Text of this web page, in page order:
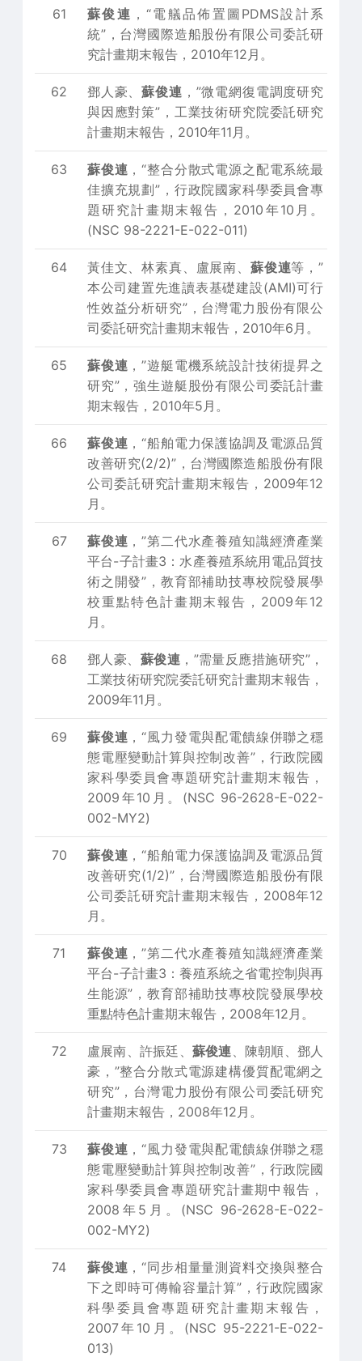
61 蘇俊連 ，“電艤品佈置圖PDMS設計系
統”，台灣國際造船股份有限公司委託研
究計畫期末報告，2010年12月。
62 鄧人豪、蘇俊連 ，”微電網復電調度研究
與因應對策”，工業技術研究院委託研究
計畫期末報告，2010年11月。
63 蘇俊連 ，“整合分散式電源之配電系統最
佳擴充規劃”，行政院國家科學委員會專
題研究計畫期末報告，2010年10月。
(NSC 98-2221-E-022-011)
64 黃佳文、林素真、盧展南、 蘇俊連等，”
本公司建置先進讀表基礎建設(AMI)可行
性效益分析研究”，台灣電力股份有限公
司委託研究計畫期末報告，2010年6月。
65 蘇俊連 ，”遊艇電機系統設計技術提昇之
研究”，強生遊艇股份有限公司委託計畫
期末報告，2010年5月。
66 蘇俊連 ，“船舶電力保護協調及電源品質
改善研究(2/2)”，台灣國際造船股份有限
公司委託研究計畫期末報告，2009年12
月。
67 蘇俊連 ，”第二代水產養殖知識經濟產業
平台-子計畫3：水產養殖系統用電品質技
術之開發”，教育部補助技專校院發展學
校重點特色計畫期末報告，2009年12
月。
68 鄧人豪、 蘇俊連 ，”需量反應措施研究”，
工業技術研究院委託研究計畫期末報告，
2009年11月。
69 蘇俊連 ，“風力發電與配電饋線併聯之穩
態電壓變動計算與控制改善”，行政院國
家科學委員會專題研究計畫期末報告，
2009年10月。(NSC 96-2628-E-022-
002-MY2)
70 蘇俊連 ，“船舶電力保護協調及電源品質
改善研究(1/2)”，台灣國際造船股份有限
公司委託研究計畫期末報告，2008年12
月。
71 蘇俊連 ，”第二代水產養殖知識經濟產業
平台-子計畫3：養殖系統之省電控制與再
生能源”，教育部補助技專校院發展學校
重點特色計畫期末報告，2008年12月。
72 盧展南、許振廷、 蘇俊連、陳朝順、鄧人
豪，”整合分散式電源建構優質配電網之
研究”，台灣電力股份有限公司委託研究
計畫期末報告，2008年12月。
73 蘇俊連 ，“風力發電與配電饋線併聯之穩
態電壓變動計算與控制改善”，行政院國
家科學委員會專題研究計畫期中報告，
2008年5月。(NSC 96-2628-E-022-
002-MY2)
74 蘇俊連 ，“同步相量量測資料交換與整合
下之即時可傳輸容量計算”，行政院國家
科學委員會專題研究計畫期末報告，
2007年10月。(NSC 95-2221-E-022-
013)